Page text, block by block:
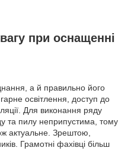
при оснащенні
а й правильно його
освітлення, доступ до
Для виконання ряду
та пилу неприпустима, тому
актуальне. Зрештою,
Грамотні фахівці більш